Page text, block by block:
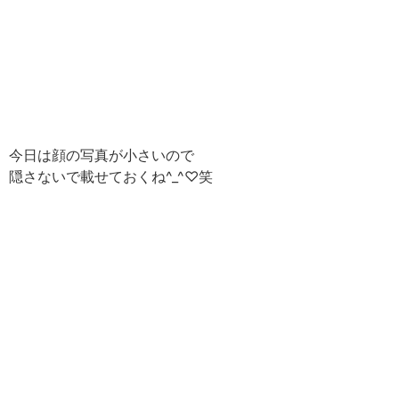
今日は顔の写真が小さいので
隠さないで載せておくね^_^♡笑